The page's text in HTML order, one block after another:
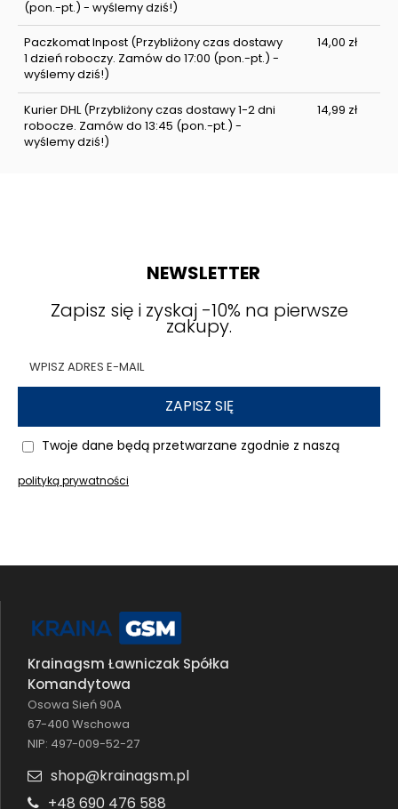
(pon.-pt.) - wyślemy dziś!)
Paczkomat Inpost(Przybliżony czas dostawy
1 dzień roboczy. Zamów do 17:00 (pon.-pt.) -
wyślemy dziś!)
14,00 zł
Kurier DHL(Przybliżony czas dostawy 1-2 dni
robocze. Zamów do 13:45 (pon.-pt.) -
wyślemy dziś!)
14,99 zł
NEWSLETTER
Zapisz się i zyskaj -10% na pierwsze
zakupy.
ZAPISZ SIĘ
Twoje dane będą przetwarzane zgodnie z naszą
polityką prywatności
Krainagsm Ławniczak Spółka
Komandytowa
Osowa Sień 90A
67-400 Wschowa
NIP: 497-009-52-27
shop@krainagsm.pl
+48 690 476 588